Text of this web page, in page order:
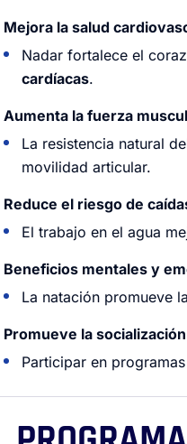
Mejora la salud
Nadar fortalece el
cardíacas.
Aumenta la fuerza
La resistencia natural
movilidad articular.
Reduce el riesgo de
El trabajo en el agua
Beneficios mentales y
La natación promueve
Promueve la
Participar en